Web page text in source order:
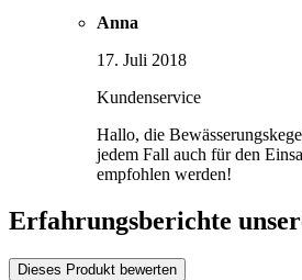
Anna
17. Juli 2018
Kundenservice
Hallo, die
jedem Fall auch für den
empfohlen werden!
Erfahrungsberichte
Dieses Produkt bewerten